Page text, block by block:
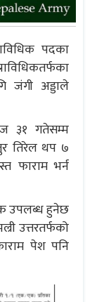
पदका
जंगी अड्डाले
३१ गतेसम्म
तिरेल थप ७
फाराम भर्न
उपलब्ध हुनेछ
उत्तरतर्फको
पेश पनि